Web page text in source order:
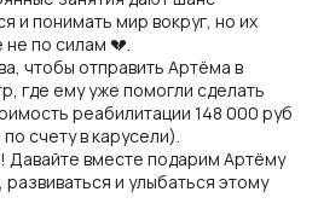
и понимать мир вокруг, но их
по силам 💔.
чтобы отправить Артёма в
где ему уже помогли сделать
реабилитации 148 000 руб
счету в карусели).
вместе подарим Артёму
и улыбаться этому